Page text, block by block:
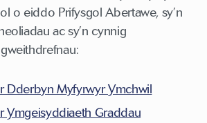
o eiddo Prifysgol Abertawe, sy’n
ac sy’n cynnig
Dderbyn Myfyrwyr Ymchwil
Ymgeisyddiaeth Graddau